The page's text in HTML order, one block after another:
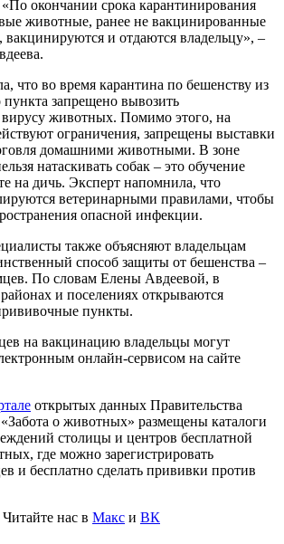
«По окончании срока карантинирования
животные, ранее не вакцинированные
вакцинируются и отдаются владельцу», –
что во время карантина по бешенству из
пункта запрещено вывозить
животных. Помимо этого, на
ограничения, запрещены выставки
домашними животными. В зоне
натаскивать собак – это обучение
на дичь. Эксперт напомнила, что
ветеринарными правилами, чтобы
опасной инфекции.
также объясняют владельцам
способ защиты от бешенства –
По словам Елены Авдеевой, в
и поселениях открываются
пункты.
на вакцинацию владельцы могут
онлайн-сервисом на сайте
открытых данных Правительства
о животных» размещены каталоги
столицы и центров бесплатной
где можно зарегистрировать
и бесплатно сделать прививки против
Читайте нас в Макс и ВК